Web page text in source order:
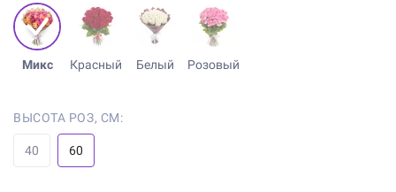
Микс Красный Белый Розовый
ВЫСОТА РОЗ, СМ:
40 60